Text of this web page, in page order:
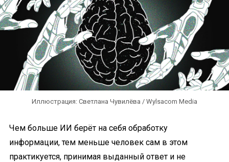
Иллюстрация: Светлана Чувилёва / Wylsacom Media
Чем больше ИИ берёт на себя обработку
информации, тем меньше человек сам в этом
практикуется, принимая выданный ответ и не